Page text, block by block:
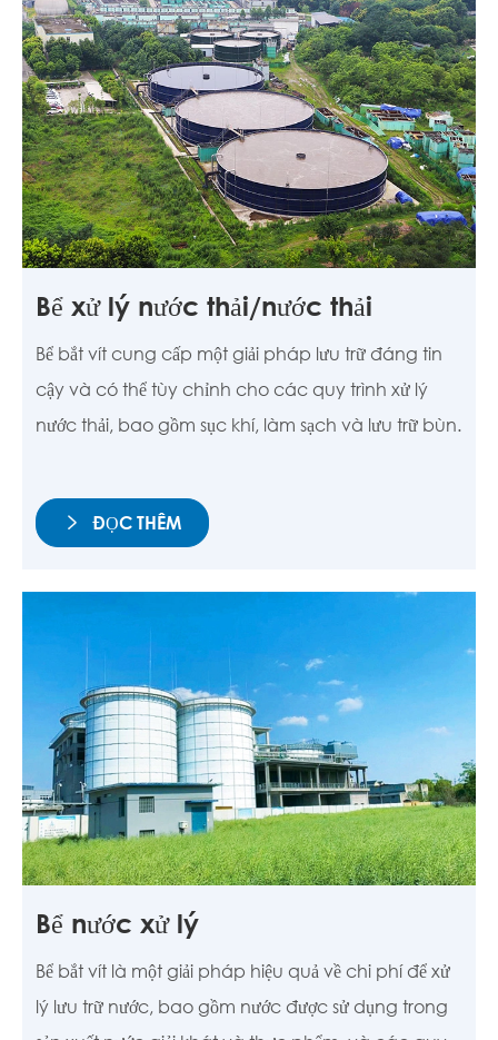
Bể xử lý nước thải/nước thải
Bể bắt vít cung cấp một giải pháp lưu trữ đáng tin
cậy và có thể tùy chỉnh cho các quy trình xử lý
nước thải, bao gồm sục khí, làm sạch và lưu trữ bùn.
 ĐỌC THÊM
Bể nước xử lý
Bể bắt vít là một giải pháp hiệu quả về chi phí để xử
lý lưu trữ nước, bao gồm nước được sử dụng trong